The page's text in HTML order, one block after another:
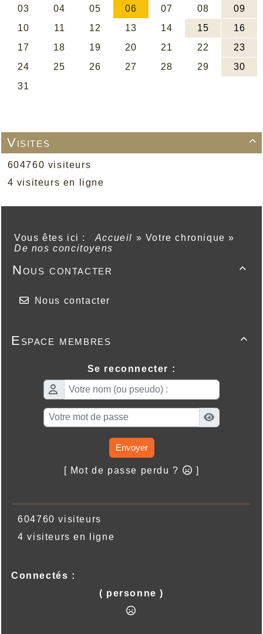

Visites
604760 visiteurs
4 visiteurs en ligne
Vous êtes ici : Accueil » Votre chronique »
De nos concitoyens

Nous contacter
Nous contacter

Espace membres
Se reconnecter :
Envoyer
[ Mot de passe perdu ? ]
604760 visiteurs
4 visiteurs en ligne
Connectés :
( personne )